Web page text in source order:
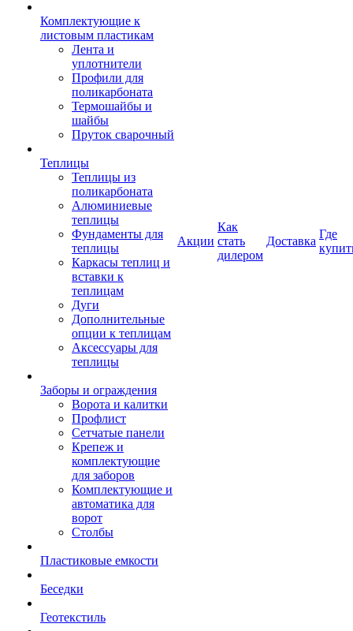
Комплектующие к
листовым пластикам
Лента и
уплотнители
Профили для
поликарбоната
Термошайбы и
шайбы
Пруток сварочный
Теплицы
Теплицы из
поликарбоната
Алюминиевые
теплицы
Фундаменты для
теплицы
Каркасы теплиц и
вставки к
теплицам
Дуги
Дополнительные
опции к теплицам
Аксессуары для
теплицы
Заборы и ограждения
Ворота и калитки
Профлист
Сетчатые панели
Крепеж и
комплектующие
для заборов
Комплектующие и
автоматика для
ворот
Столбы
Пластиковые емкости
Беседки
Геотекстиль
Акции
Как
стать
дилером
Доставка
Где